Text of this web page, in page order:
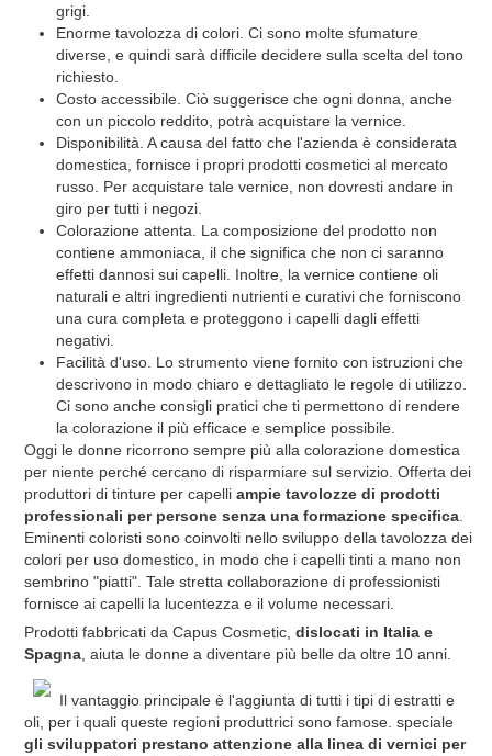
grigi.
Enorme tavolozza di colori. Ci sono molte sfumature
diverse, e quindi sarà difficile decidere sulla scelta del tono
richiesto.
Costo accessibile. Ciò suggerisce che ogni donna, anche
con un piccolo reddito, potrà acquistare la vernice.
Disponibilità. A causa del fatto che l'azienda è considerata
domestica, fornisce i propri prodotti cosmetici al mercato
russo. Per acquistare tale vernice, non dovresti andare in
giro per tutti i negozi.
Colorazione attenta. La composizione del prodotto non
contiene ammoniaca, il che significa che non ci saranno
effetti dannosi sui capelli. Inoltre, la vernice contiene oli
naturali e altri ingredienti nutrienti e curativi che forniscono
una cura completa e proteggono i capelli dagli effetti
negativi.
Facilità d'uso. Lo strumento viene fornito con istruzioni che
descrivono in modo chiaro e dettagliato le regole di utilizzo.
Ci sono anche consigli pratici che ti permettono di rendere
la colorazione il più efficace e semplice possibile.
Oggi le donne ricorrono sempre più alla colorazione domestica
per niente perché cercano di risparmiare sul servizio. Offerta dei
produttori di tinture per capelli ampie tavolozze di prodotti
professionali per persone senza una formazione specifica
Eminenti coloristi sono coinvolti nello sviluppo della tavolozza dei
colori per uso domestico, in modo che i capelli tinti a mano non
sembrino "piatti". Tale stretta collaborazione di professionisti
fornisce ai capelli la lucentezza e il volume necessari.
Prodotti fabbricati da Capus Cosmetic, dislocati in Italia e
Spagna , aiuta le donne a diventare più belle da oltre 10 anni.
Il vantaggio principale è l'aggiunta di tutti i tipi di estratti e
oli, per i quali queste regioni produttrici sono famose. speciale
gli sviluppatori prestano attenzione alla linea di vernici per